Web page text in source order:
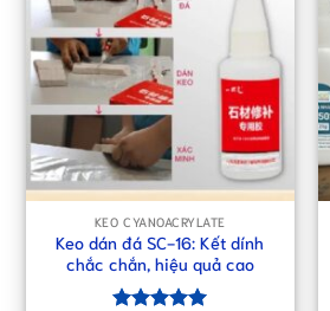
KEO CYANOACRYLATE
Keo dán đá SC-16: Kết dính
chắc chắn, hiệu quả cao